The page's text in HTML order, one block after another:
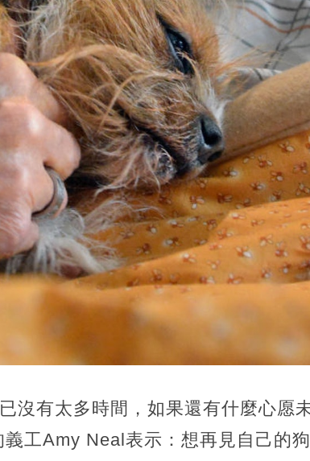
沒有太多時間，如果還有什麼心愿
工Amy Neal表示：想再見自己的